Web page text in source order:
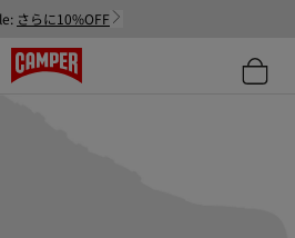
さらに10%OFF